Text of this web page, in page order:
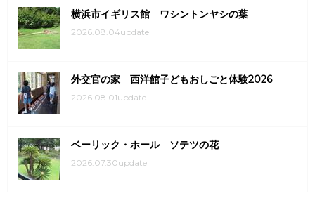
横浜市イギリス館 ワシントンヤシの葉
2026.08.04update
外交官の家 西洋館子どもおしごと体験2026
2026.08.01update
ベーリック・ホール ソテツの花
2026.07.30update